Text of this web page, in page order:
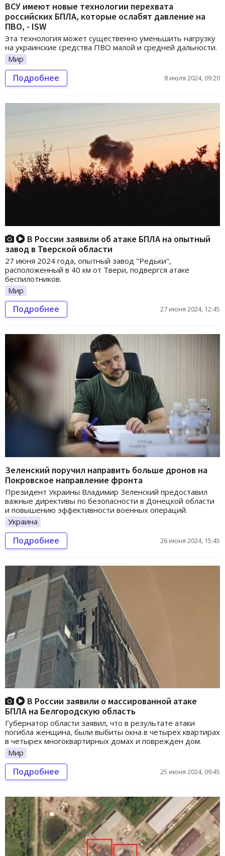
ВСУ имеют новые технологии перехвата
российских БПЛА, которые ослабят давление на
ПВО, - ISW
Эта технология может существенно уменьшить нагрузку
на украинские средства ПВО малой и средней дальности.
Мир
Подробнее 8 июля 2024, 09:20
В России заявили об атаке БПЛА на опытный
завод в Тверской области
27 июня 2024 года, опытный завод "Редьки",
расположенный в 40 км от Твери, подвергся атаке
беспилотников.
Мир
Подробнее 27 июня 2024, 12:45
Зеленский поручил направить больше дронов на
Покровское направление фронта
Президент Украины Владимир Зеленский предоставил
важные директивы по безопасности в Донецкой области
и повышению эффективности военных операций.
Украина
Подробнее 26 июня 2024, 15:45
В России заявили о массированной атаке
БПЛА на Белгородскую область
Губернатор области заявил, что в результате атаки
погибла женщина, были выбиты окна в четырех квартирах
в четырех многоквартирных домах и поврежден дом.
Мир
Подробнее 25 июня 2024, 09:45